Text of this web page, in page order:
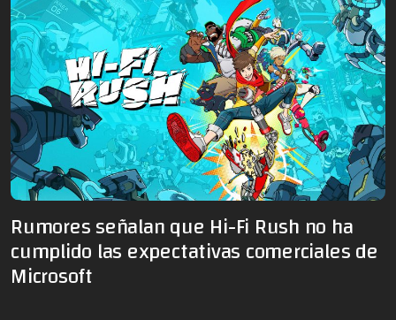
Rumores señalan que Hi-Fi Rush no ha
cumplido las expectativas comerciales de
Microsoft